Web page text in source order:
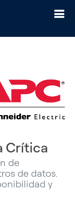
Crítica
de
de datos.
y